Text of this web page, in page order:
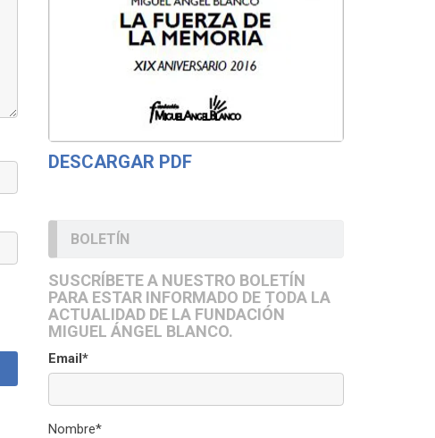
DESCARGAR PDF
BOLETÍN
SUSCRÍBETE A NUESTRO BOLETÍN
PARA ESTAR INFORMADO DE TODA LA
ACTUALIDAD DE LA FUNDACIÓN
MIGUEL ÁNGEL BLANCO.
Email*
Nombre*